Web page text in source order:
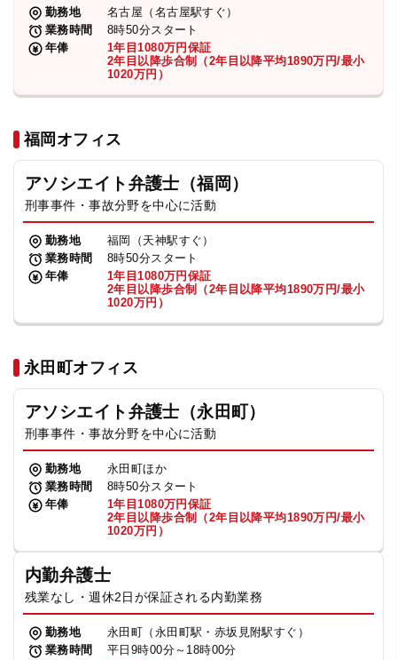
勤務地
名古屋（名古屋駅すぐ）
業務時間
8時50分スタート
年俸
1年目1080万円保証
2年目以降歩合制（2年目以降平均1890万円/最小
1020万円）
福岡オフィス
アソシエイト弁護士（福岡）
刑事事件・事故分野を中心に活動
勤務地
福岡（天神駅すぐ）
業務時間
8時50分スタート
年俸
1年目1080万円保証
2年目以降歩合制（2年目以降平均1890万円/最小
1020万円）
永田町オフィス
アソシエイト弁護士（永田町）
刑事事件・事故分野を中心に活動
勤務地
永田町ほか
業務時間
8時50分スタート
年俸
1年目1080万円保証
2年目以降歩合制（2年目以降平均1890万円/最小
1020万円）
内勤弁護士
残業なし・週休2日が保証される内勤業務
勤務地
永田町（永田町駅・赤坂見附駅すぐ）
業務時間
平日9時00分～18時00分